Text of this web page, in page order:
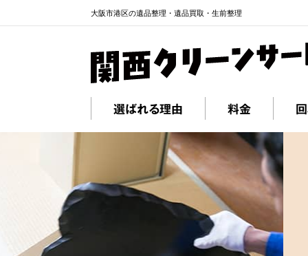
大阪市港区の遺品整理・遺品買取・生前整理
選ばれる理由 料金